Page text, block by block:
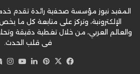
المفيد نيوز مؤسسة صحفية رائدة تقدم
الإلكترونية، وتركز على متابعة كل ما
والعالم العربي، من خلال تغطية دقيقة
في قلب الحدث.
فيسبوك
‫X بينتيريست
لينكدإن